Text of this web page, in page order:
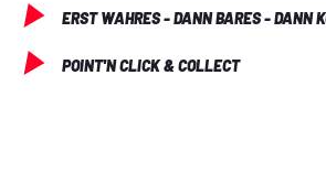
ERST WAHRES - DANN BARES - DANN
POINT'N CLICK & COLLECT